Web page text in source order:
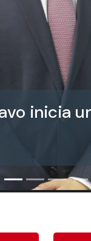
inicia